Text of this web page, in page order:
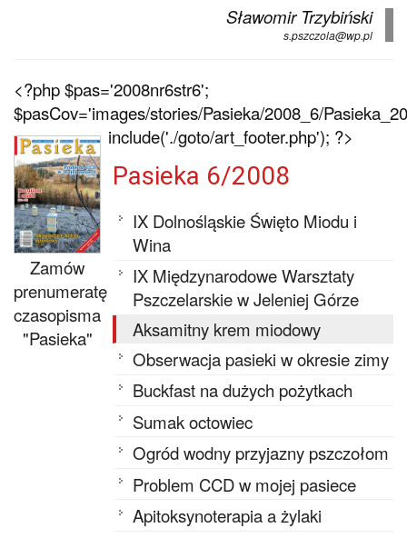
Sławomir Trzybiński
s.pszczola@wp.pl
<?php $pas='2008nr6str6';
$pasCov='images/stories/Pasieka/2008_6/
include('./goto/art_footer.php'); ?>
Zamów
prenumeratę
czasopisma
"Pasieka"
Pasieka 6/2008
IX Dolnośląskie Święto Miodu i
Wina
IX Międzynarodowe Warsztaty
Pszczelarskie w Jeleniej Górze
Aksamitny krem miodowy
Obserwacja pasieki w okresie zimy
Buckfast na dużych pożytkach
Sumak octowiec
Ogród wodny przyjazny pszczołom
Problem CCD w mojej pasiece
Apitoksynoterapia a żylaki